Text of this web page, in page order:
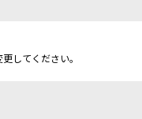
してください。